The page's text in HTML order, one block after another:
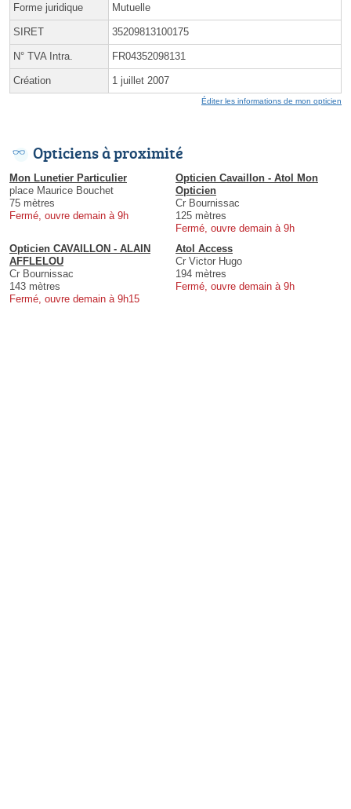
Forme juridique Mutuelle
SIRET 35209813100175
N° TVA Intra. FR04352098131
Création 1 juillet 2007
Éditer les informations de mon opticien
Opticiens à proximité
Mon Lunetier Particulier
place Maurice Bouchet
75 mètres
Fermé, ouvre demain à 9h
Opticien Cavaillon - Atol Mon
Opticien
Cr Bournissac
125 mètres
Fermé, ouvre demain à 9h
Opticien CAVAILLON - ALAIN
AFFLELOU
Cr Bournissac
143 mètres
Fermé, ouvre demain à 9h15
Atol Access
Cr Victor Hugo
194 mètres
Fermé, ouvre demain à 9h